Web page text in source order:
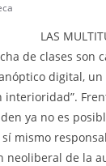
LAS
de clases
digital,
ya no es
mismo
neoliberal de la